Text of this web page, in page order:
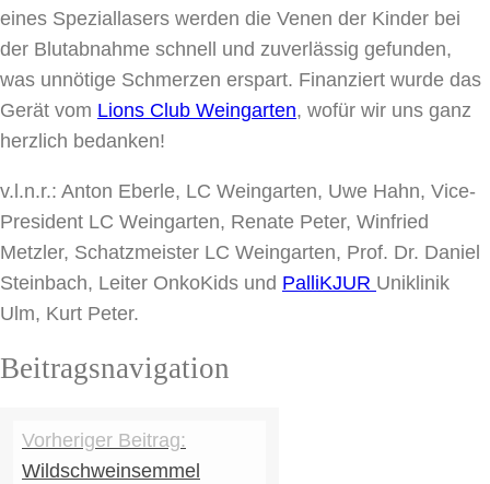
eines Speziallasers werden die Venen der Kinder bei
der Blutabnahme schnell und zuverlässig gefunden,
was unnötige Schmerzen erspart. Finanziert wurde das
Gerät vom Lions Club Weingarten, wofür wir uns ganz
herzlich bedanken!
v.l.n.r.: Anton Eberle, LC Weingarten, Uwe Hahn, Vice-
President LC Weingarten, Renate Peter, Winfried
Metzler, Schatzmeister LC Weingarten, Prof. Dr. Daniel
Steinbach, Leiter OnkoKids und PalliKJUR Uniklinik
Ulm, Kurt Peter.
Beitragsnavigation
Wildschweinsemmel